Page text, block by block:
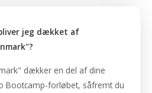
jeg dækket af
dækker en del af dine
Bootcamp-forløbet, såfremt du